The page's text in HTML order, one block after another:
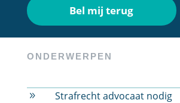
ONDERWERPEN
9 Strafrecht advocaat nodig